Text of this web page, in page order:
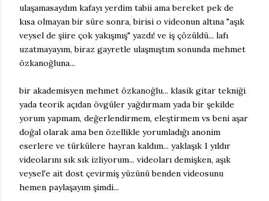
ulaşamasaydım kafayı yerdim tabii ama bereket pek de
kısa olmayan bir süre sonra, birisi o videonun altına "aşık
veysel de şiire çok yakışmış" yazdı! ve iş çözüldü... lafı
uzatmayayım, biraz gayretle ulaşmıştım sonunda mehmet
özkanoğluna...
bir akademisyen mehmet özkanoğlu... klasik gitar tekniği
yada teorik açıdan övgüler yağdırmam yada bir şekilde
yorum yapmam, değerlendirmem, eleştirmem vs beni aşar
doğal olarak ama ben özellikle yorumladığı anonim
eserlere ve türkülere hayran kaldım... yaklaşık 1 yıldır
videolarını sık sık izliyorum... videoları demişken, aşık
veysel'e ait dost çevirmiş yüzünü benden videosunu
hemen paylaşayım şimdi...